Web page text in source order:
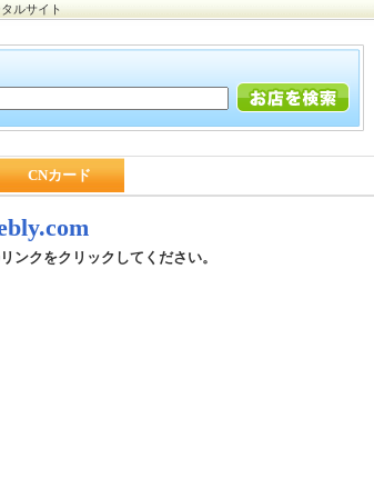
ルサイト
CNカード
ンクをクリックしてください。